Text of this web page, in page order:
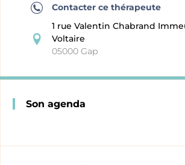
Contacter ce thérapeute
1 rue Valentin Chabrand
Voltaire
05000 Gap
Son agenda